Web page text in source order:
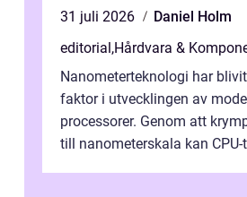
31 juli 2026
Daniel Holm
editorial,Hårdvara &
Nanometerteknologi har
faktor i utvecklingen av
processorer. Genom att
till nanometerskala kan